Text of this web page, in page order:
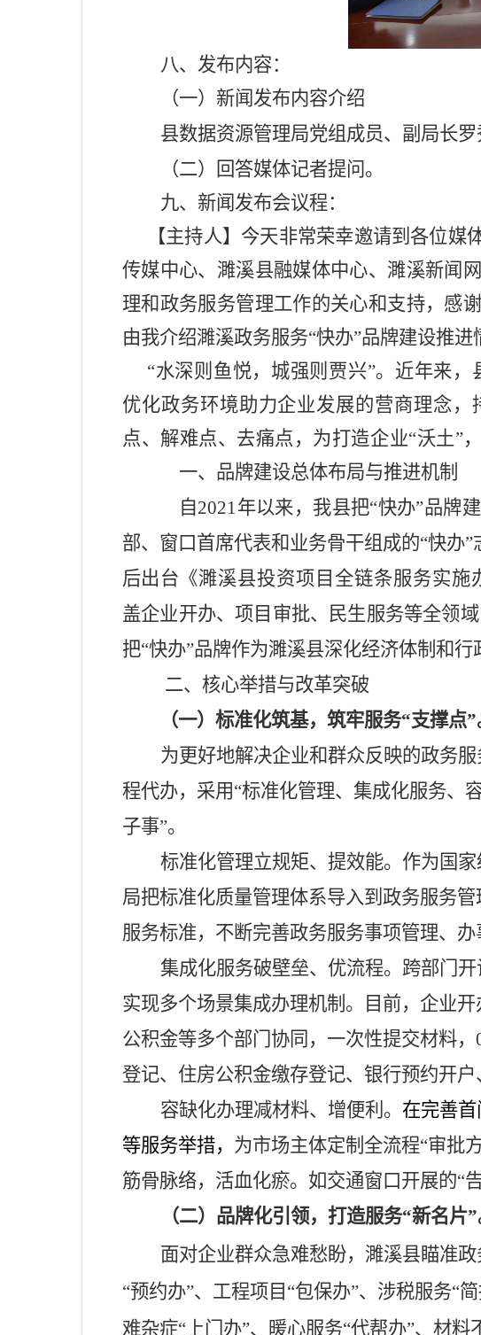
八、发布内容：
（一）新闻发布内容介绍
县数据资源管理局党组成员、副局长
（二）回答媒体记者提问。
九、新闻发布会议程：
【主持人】今天非常荣幸邀请到各位
传媒中心、濉溪县融媒体中心、濉溪新闻
理和政务服务管理工作的关心和支持，感
由我介绍濉溪政务服务“快办”品牌建设推进
“水深则鱼悦，城强则贾兴”。 近年来，
优化政务环境助力企业发展的营商理念，
点、解难点、 去痛点，为打造企业“沃土”
一、品牌建设总体布局与推进机制
自2021年以来，我县把“快办”品牌
部、窗口首席代表和业务骨干组成的“快办”
后出台 《濉溪县投资项目全链条服务实施
盖企业开办、项目审批、民生服务等全领
把“快办”品牌作为濉溪县深化经济体制和
二、核心举措与改革突破
（一）标准化筑基，筑牢服务“支撑点”
为更好地解决企业和群众反映的政务服
程代办， 采用“标准化管理、集成化服务、
子事”。
标准化管理立规矩、提效能。 作为国
局把标准化质量管理体系导入到政务服务管
服务标准，不断完善政务服务事项管理、
集成化服务破壁垒、优流程。 跨部门
实现多个场景集成办理机制。目前，企业
公积金等多个部门协同，一次性提交材料，
登记、住房公积金缴存登记、银行预约开户
容缺化办理减材料、增便利 。 在完善
等服务举措， 为市场主体定制全流程“审批
筋骨脉络，活血化瘀。如交通窗口开展的“
（二） 品牌化引领，打造服务“新名片”
面对企业群众急难愁盼， 濉溪县瞄准政
“预约办”、工程项目“包保办”、涉税服务“
难杂症“上门办”、暖心服务“代帮办”、材